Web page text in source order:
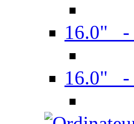
16.0" -
16.0" -